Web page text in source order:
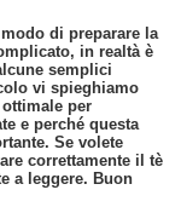
di preparare la
in realtà è
semplici
vi spieghiamo
per
e perché questa
Se volete
correttamente il tè
a leggere. Buon